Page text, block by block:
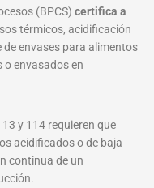
(BPCS) certifica a
térmicos, acidificación
de envases para alimentos
o envasados en
y 114 requieren que
acidificados o de baja
continua de un